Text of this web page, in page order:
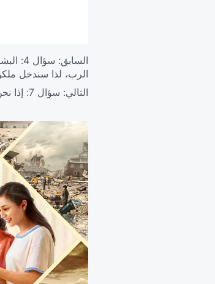
السابق:
سؤال
الرب، لذا سندخل
التالي: سؤال 7: إذا نحن لم نقبل دينونة الله القدير، فهل يمكننا أن نعمل إرادة الآب السماوي؟ أندخل ملكوت السموات؟